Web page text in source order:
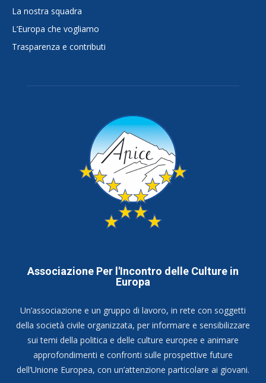
La nostra squadra
L’Europa che vogliamo
Trasparenza e contributi
Associazione Per l'Incontro delle Culture in
Europa
Un’associazione e un gruppo di lavoro, in rete con soggetti
della società civile organizzata, per informare e sensibilizzare
sui temi della politica e delle culture europee e animare
approfondimenti e confronti sulle prospettive future
dell’Unione Europea, con un’attenzione particolare ai giovani.